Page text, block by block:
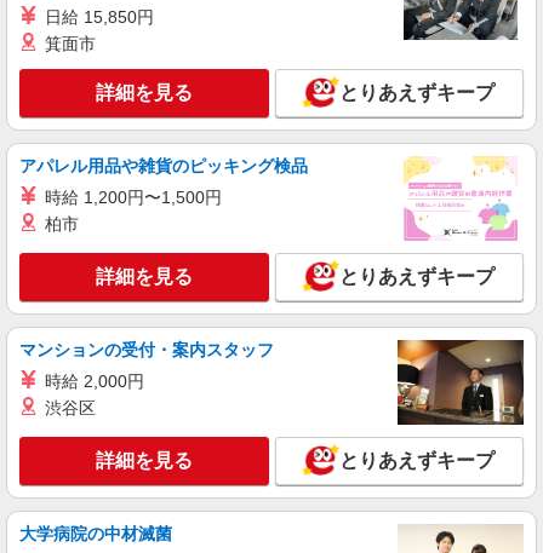
アルバイト
new balance golf
アルバイト：時給1,023円〜1,200円 ※経験・
能力により優遇します。
沖縄県豊見城市豊崎1-188 沖縄アウトレット
モールあしびなー 1F
詳細を見る
THE NORTH FACE／HELLY HANSEN
アウトドアウェアの販売スタッフ
アルバイト：時給1,030円〜1,300円 ※経験・
沖縄県豊見城市豊崎1-188 沖縄アウトレット
キープ 詳細を見る
正社員
日給 15,850円
箕面市
詳細を見る とりあえずキープ
アパレル用品や雑貨のピッキング検品
時給 1,200円〜1,500円
柏市
詳細を見る とりあえずキープ
マンションの受付・案内スタッフ
時給 2,000円
渋谷区
詳細を見る とりあえずキープ
大学病院の中材滅菌